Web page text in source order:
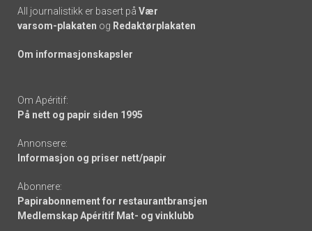
All journalistikk er basert på Vær
varsom-plakaten og Redaktørplakaten
Om informasjonskapsler
Om Apéritif:
På nett og papir siden 1995
Annonsere:
Informasjon og priser nett/papir
Abonnere:
Papirabonnement for restaurantbransjen
Medlemskap Apéritif Mat- og vinklubb